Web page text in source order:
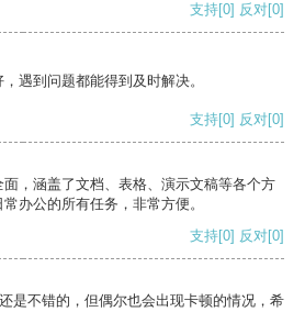
支持[0] 反对[0]
遇到问题都能得到及时解决。
支持[0] 反对[0]
，涵盖了文档、表格、演示文稿等各个方
办公的所有任务，非常方便。
支持[0] 反对[0]
是不错的，但偶尔也会出现卡顿的情况，希